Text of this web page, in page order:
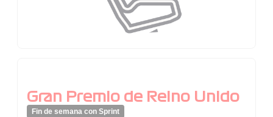
Gran Premio de Reino Unido
Fin de semana con Sprint